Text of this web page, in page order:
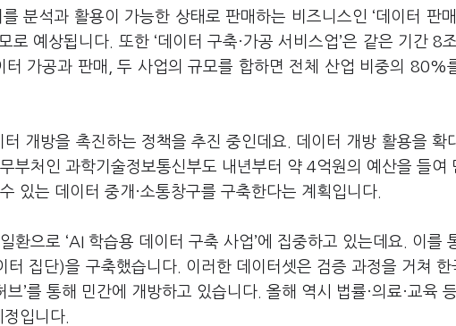
분석과 활용이 가능한 상태로 판매하는 비즈니스인 ‘데이터 판
로 예상됩니다 또한 ‘데이터 구축·가공 서비스업’은 같은 기간 8
터 가공과 판매 두 사업의 규모를 합하면 전체 산업 비중의 80%
개방을 촉진하는 정책을 추진 중인데요
데이터 개방 활용을 확
부처인 과학기술정보통신부도 내년부터 약 4억원의 예산을 들여
있는 데이터 중개·소통창구를 구축한다는 계획입니다
환으로 ‘AI 학습용 데이터 구축 사업’에 집중하고 있는데요
이를
터 집단)을 구축했습니다. 이러한 데이터셋은 검증 과정을 거쳐 한
브’를 통해 민간에 개방하고 있습니다 올해 역시 법률·의료·교육
정입니다